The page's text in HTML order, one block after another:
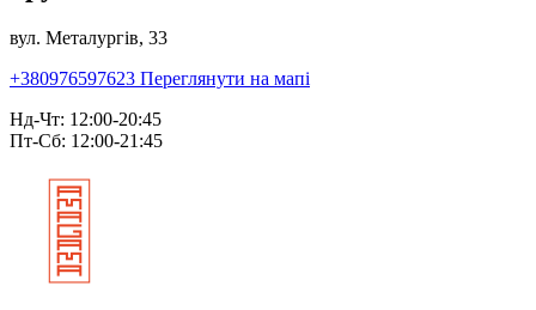
вул. Металургів, 33
+380976597623 Переглянути на мапі
Нд-Чт: 12:00-20:45
Пт-Сб: 12:00-21:45